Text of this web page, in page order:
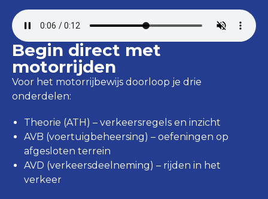
Begin direct met
motorrijden
Voor het motorrijbewijs doorloop je drie
onderdelen:
Theorie (ATH) – verkeersregels en inzicht
AVB (voertuigbeheersing) – oefeningen op
afgesloten terrein
AVD (verkeersdeelneming) – rijden in het
verkeer